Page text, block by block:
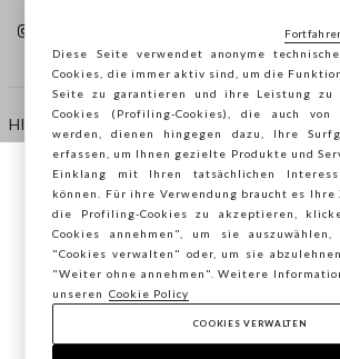
HILFE
AGENTUR
KONTAKTE
Copyright © Ovs S.p.A. MwSt.-Nr.
Sie surfen auf der Seite von
Österreich, möchten Sie Ihren
speichern?
BESTÄTIGEN
Diese Seite verwendet anonyme
Cookies, die immer aktiv sind, um die
Seite zu garantieren und ihre Leistung zu
Cookies (Profiling-Cookies), die auch
werden, dienen hingegen dazu, Ihre
erfassen, um Ihnen gezielte Produkte und
Einklang mit Ihren tatsächlichen
können. Für ihre Verwendung braucht es Ihre
die Profiling-Cookies zu akzeptieren,
Cookies annehmen", um sie
"Cookies verwalten" oder, um sie
"Weiter ohne annehmen". Weitere
unseren
Cookie Policy
COOKIES VERWALTEN